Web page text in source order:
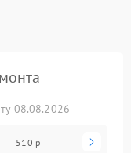
08.08.2026
510 р